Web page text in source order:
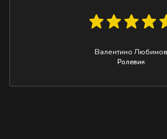
Валентино Любимов
Ролевик